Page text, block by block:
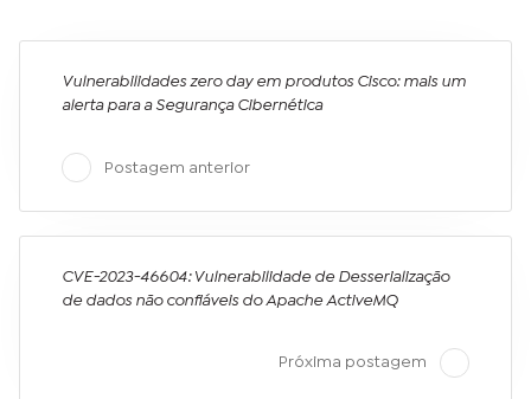
Vulnerabilidades zero day em produtos Cisco: mais um
alerta para a Segurança Cibernética
Postagem anterior
CVE-2023-46604: Vulnerabilidade de Desserialização
de dados não confiáveis do Apache ActiveMQ
Próxima postagem